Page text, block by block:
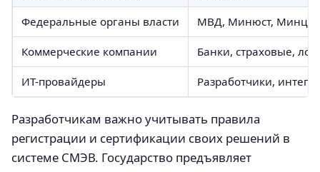
Федеральные органы власти МВД, Минюст,
Коммерческие компании Банки, страховые,
ИТ-провайдеры Разработчики,
Разработчикам важно учитывать правила
регистрации и сертификации своих решений в
системе СМЭВ. Государство предъявляет